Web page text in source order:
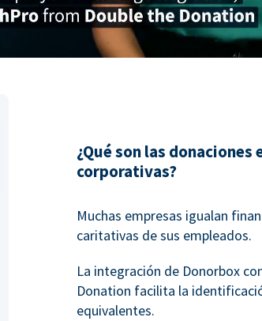
¿Qué son las
corporativas?
Muchas empresas igualan
caritativas de sus empleados.
La integración de Donorbox
Donation facilita la
equivalentes.